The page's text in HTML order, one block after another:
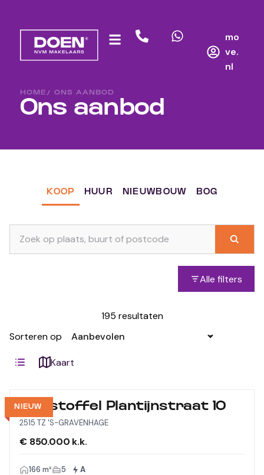
mo
ve.
nl
HOME / ONS AANBOD
Ons aanbod
KOOP HUUR NIEUWBOUW BOG
Alle filters
195 resultaten
Sorteren op
Kaart
NIEUW
Christoffel Plantijnstraat 10
2515 TZ 'S-GRAVENHAGE
€ 850.000 k.k.
166 m² 5 A